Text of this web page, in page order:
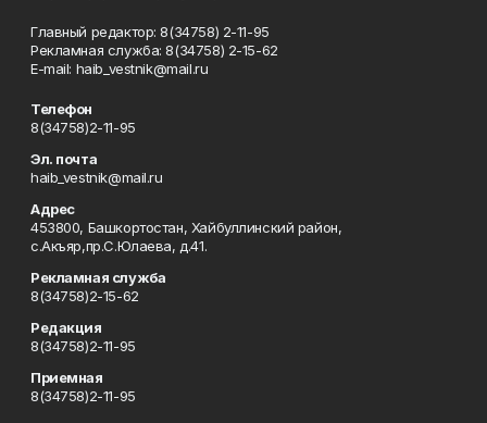
Главный редактор: 8(34758) 2-11-95
Рекламная служба: 8(34758) 2-15-62
Е-mаil: haib_vestnik@mail.ru
Телефон
8(34758)2-11-95
Эл. почта
haib_vestnik@mail.ru
Адрес
453800, Башкортостан, Хайбуллинский район,
с.Акъяр,пр.С.Юлаева, д.41.
Рекламная служба
8(34758)2-15-62
Редакция
8(34758)2-11-95
Приемная
8(34758)2-11-95